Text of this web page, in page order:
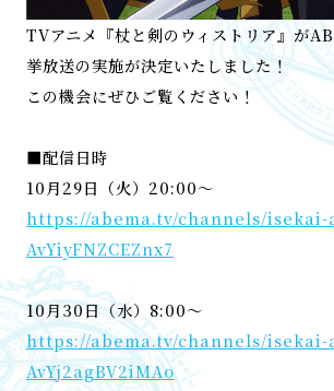
TVアニメ『杖と剣のウィストリア』が
挙放送の実施が決定いたしました！
この機会にぜひご覧ください！
■配信日時
10月29日（火）20:00～
https://abema.tv/channels/
AvYiyFNZCEZnx7
10月30日（水）8:00～
https://abema.tv/channels/
AvYj2agBV2iMAo